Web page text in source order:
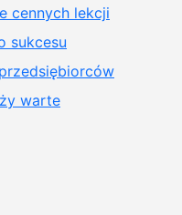
cennych lekcji
sukcesu
warte